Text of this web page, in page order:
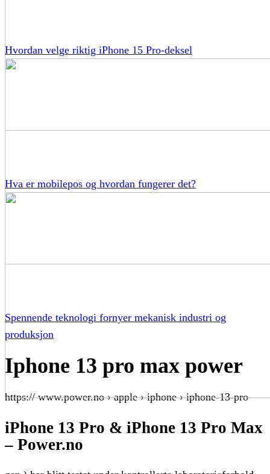
Hvordan velge riktig iPhone 15 Pro-deksel
Hva er mobilepos og hvordan fungerer det?
Spennende teknologi fornyer mekanisk industri og
produksjon
Iphone 13 pro max power
https:// www.power.no › apple › iphone › iphone-13-pro
iPhone 13 Pro & iPhone 13 Pro Max
– Power.no